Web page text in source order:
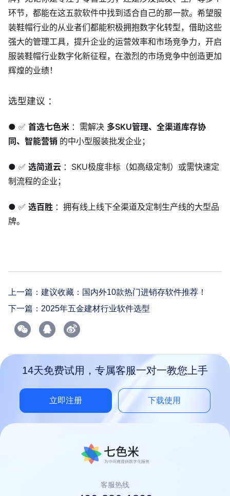
环节，都能在这五款软件中找到适合自己的那一款。希望服
装鞋帽行业的从业者们都能积极拥抱数字化转型，借助这些
强大的管理工具，提升企业的运营效率和市场竞争力，开启
服装鞋帽行业数字化新征程，在激烈的市场竞争中创造更加
辉煌的业绩！
选型建议 ：
● ✅ 首选七色米 ：需解决 多SKU管理、全渠道库存协
同、智能营销 的中小型服装批发企业；
● ✅ 选简道云 ：SKU极度非标（如高级定制）或需快速定
制流程的企业；
● ✅ 选百胜 ：拥有线上线下全渠道及定制生产线的大型品
牌。
上一篇： 建议收藏：国内外10款热门进销存软件推荐！
下一篇： 2025年五金建材行业软件选型
14天免费试用，专属客服一对一教您上手
立即注册 下载使用
客服热线